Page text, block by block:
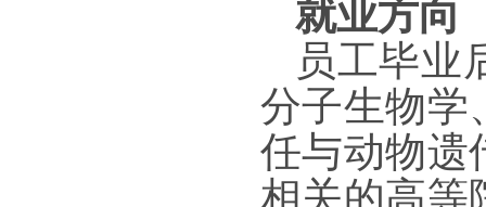
就业方向
员工毕业
分子生物学
任与动物遗
相关的高等